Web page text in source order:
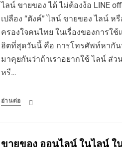
ไลน์ ขายของ ได้ ไม่ต้องง้อ LINE
เปลือง “ตังค์” ไลน์ ขายของ ไลน์ ห
ครองใจคนไทย ในเรื่องของการใ
ฮิตที่สุดวันนี้ คือ การโทรศัพท์หากัน
มาคุยกันว่าถ้าเราอยากใช้ ไลน์ ส่ว
หรื…
อ่านต่อ
ขายของ ออนไลน์ ในไลน์ ใ